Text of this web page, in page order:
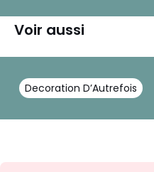
Voir aussi
Decoration D’Autrefois